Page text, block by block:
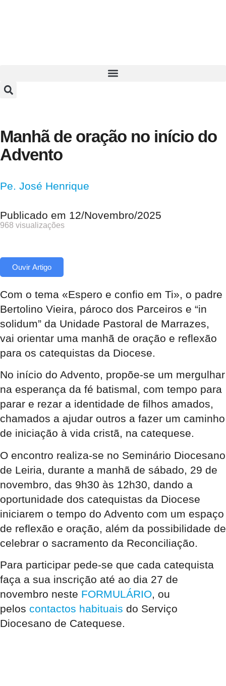
Manhã de oração no início do
Advento
Pe. José Henrique
Publicado em 12/Novembro/2025
968 visualizações
Ouvir Artigo
Com o tema «Espero e confio em Ti», o padre
Bertolino Vieira, pároco dos Parceiros e “in
solidum” da Unidade Pastoral de Marrazes,
vai orientar uma manhã de oração e reflexão
para os catequistas da Diocese.
No início do Advento, propõe-se um mergulhar
na esperança da fé batismal, com tempo para
parar e rezar a identidade de filhos amados,
chamados a ajudar outros a fazer um caminho
de iniciação à vida cristã, na catequese.
O encontro realiza-se no Seminário Diocesano
de Leiria, durante a manhã de sábado, 29 de
novembro, das 9h30 às 12h30, dando a
oportunidade dos catequistas da Diocese
iniciarem o tempo do Advento com um espaço
de reflexão e oração, além da possibilidade de
celebrar o sacramento da Reconciliação.
Para participar pede-se que cada catequista
faça a sua inscrição até ao dia 27 de
novembro neste FORMULÁRIO, ou
pelos contactos habituais do Serviço
Diocesano de Catequese.